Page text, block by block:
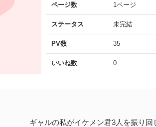
ページ数 1ページ
ステータス 未完結
PV数 35
いいね数 0
ギャルの私がイケメン君3人を振り回